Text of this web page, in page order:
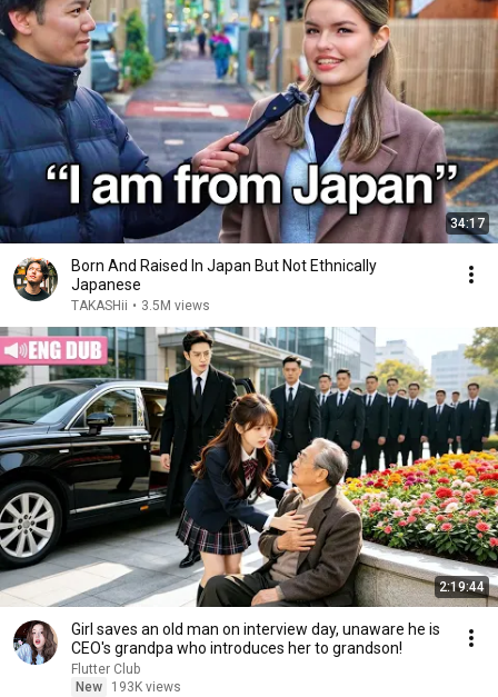
34:17
Born And Raised In Japan But Not Ethnically
Japanese
TAKASHii • 3.5M views
2:19:44
Girl saves an old man on interview day, unaware he is
CEO's grandpa who introduces her to grandson!
Flutter Club
New
193K views